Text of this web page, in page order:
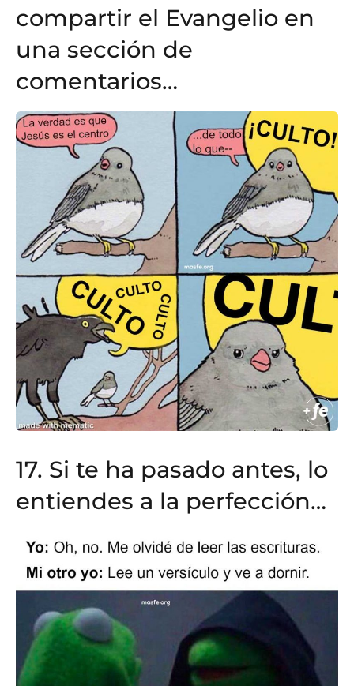
compartir el Evangelio en
una sección de
comentarios…
17. Si te ha pasado antes, lo
entiendes a la perfección…